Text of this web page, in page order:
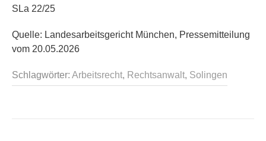
SLa 22/25
Quelle: Landesarbeitsgericht München, Pressemitteilung
vom 20.05.2026
Schlagwörter: Arbeitsrecht, Rechtsanwalt, Solingen